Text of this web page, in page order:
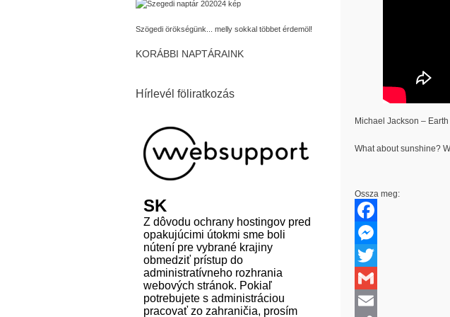
Szögedi örökségünk... melly sokkal többet érdemöl!
KORÁBBI NAPTÁRAINK
Hírlevél föliratkozás
Michael Jackson –
What about sunshine?
Ossza meg:
Facebook
Messenger
Twitter
Gmail